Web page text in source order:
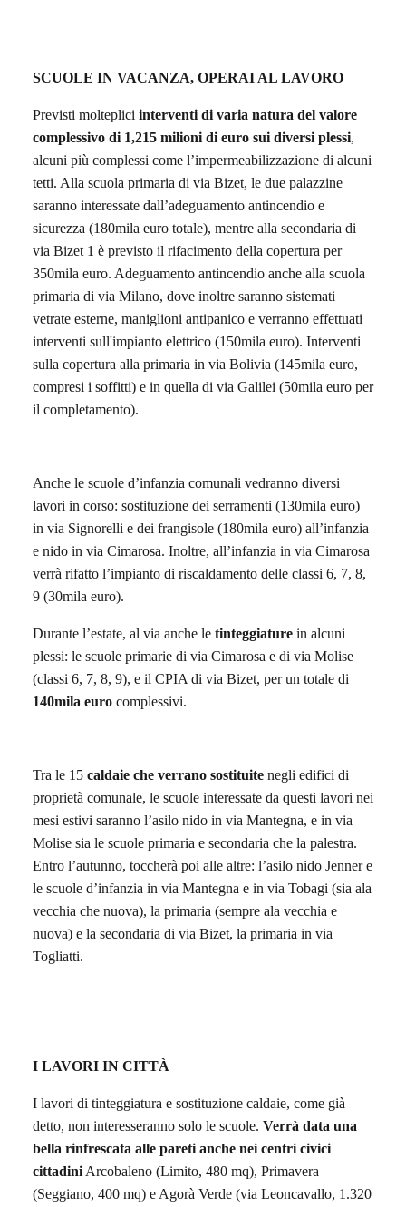
SCUOLE IN VACANZA, OPERAI AL LAVORO
Previsti molteplici interventi di varia natura del valore
complessivo di 1,215 milioni di euro sui diversi plessi,
alcuni più complessi come l’impermeabilizzazione di alcuni
tetti. Alla scuola primaria di via Bizet, le due palazzine
saranno interessate dall’adeguamento antincendio e
sicurezza (180mila euro totale), mentre alla secondaria di
via Bizet 1 è previsto il rifacimento della copertura per
350mila euro. Adeguamento antincendio anche alla scuola
primaria di via Milano, dove inoltre saranno sistemati
vetrate esterne, maniglioni antipanico e verranno effettuati
interventi sull'impianto elettrico (150mila euro). Interventi
sulla copertura alla primaria in via Bolivia (145mila euro,
compresi i soffitti) e in quella di via Galilei (50mila euro per
il completamento).
Anche le scuole d’infanzia comunali vedranno diversi
lavori in corso: sostituzione dei serramenti (130mila euro)
in via Signorelli e dei frangisole (180mila euro) all’infanzia
e nido in via Cimarosa. Inoltre, all’infanzia in via Cimarosa
verrà rifatto l’impianto di riscaldamento delle classi 6, 7, 8,
9 (30mila euro).
Durante l’estate, al via anche le tinteggiature in alcuni
plessi: le scuole primarie di via Cimarosa e di via Molise
(classi 6, 7, 8, 9), e il CPIA di via Bizet, per un totale di
140mila euro complessivi.
Tra le 15 caldaie che verrano sostituite negli edifici di
proprietà comunale, le scuole interessate da questi lavori nei
mesi estivi saranno l’asilo nido in via Mantegna, e in via
Molise sia le scuole primaria e secondaria che la palestra.
Entro l’autunno, toccherà poi alle altre: l’asilo nido Jenner e
le scuole d’infanzia in via Mantegna e in via Tobagi (sia ala
vecchia che nuova), la primaria (sempre ala vecchia e
nuova) e la secondaria di via Bizet, la primaria in via
Togliatti.
I LAVORI IN CITTÀ
I lavori di tinteggiatura e sostituzione caldaie, come già
detto, non interesseranno solo le scuole. Verrà data una
bella rinfrescata alle pareti anche nei centri civici
cittadini Arcobaleno (Limito, 480 mq), Primavera
(Seggiano, 400 mq) e Agorà Verde (via Leoncavallo, 1.320